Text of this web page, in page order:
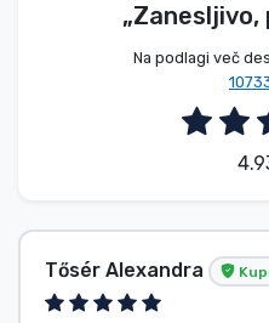
Na podlagi več
Tősér Alexandra